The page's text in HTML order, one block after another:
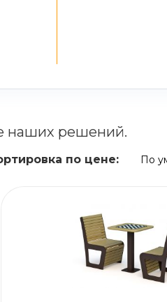
наших решений.
по цене: